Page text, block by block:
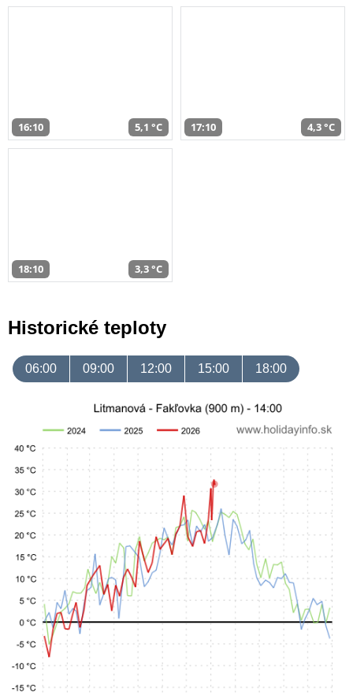
16:10 5,1 °C 17:10 4,3 °C
18:10 3,3 °C
Historické teploty
06:00 09:00 12:00 15:00 18:00